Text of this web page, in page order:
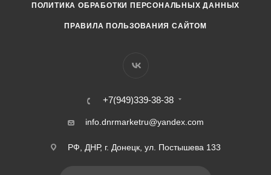
ПОЛИТИКА ОБРАБОТКИ ПЕРСОНАЛЬНЫХ ДАННЫХ
ПРАВИЛА ПОЛЬЗОВАНИЯ САЙТОМ
+7(949)339-38-38
info.dnrmarketru@yandex.com
РФ, ДНР, г. Донецк, ул. Постышева 133